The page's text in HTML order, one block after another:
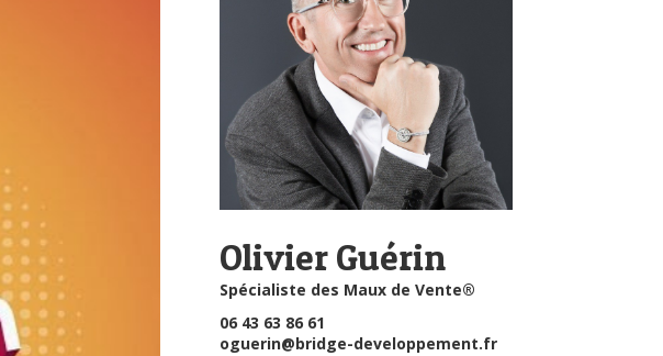
Olivier Guérin
Spécialiste des Maux de Vente®
06 43 63 86 61
oguerin@bridge-developpement.fr